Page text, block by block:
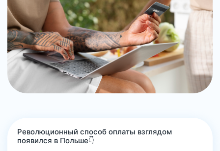
Революционный способ оплаты взглядом
появился в Польше👇